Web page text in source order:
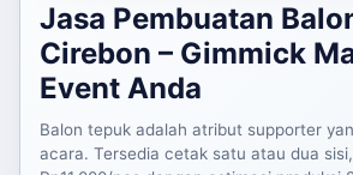
Jasa Pembuatan
Cirebon – Gimmick
Event Anda
Balon tepuk adalah atribut supporter
acara. Tersedia cetak satu atau dua